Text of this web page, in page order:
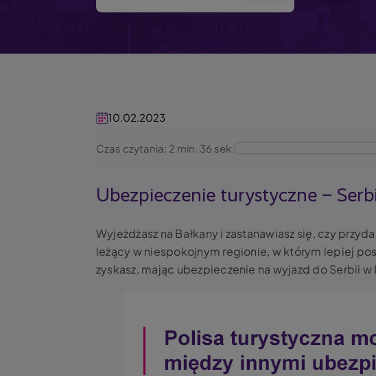
10.02.2023
Czas czytania: 2 min. 36 sek.
Ubezpieczenie turystyczne –
Wyjeżdżasz na Bałkany i zastanawiasz się, czy
leżący w niespokojnym regionie, w którym lepiej
zyskasz, mając ubezpieczenie na wyjazd do Serbii w